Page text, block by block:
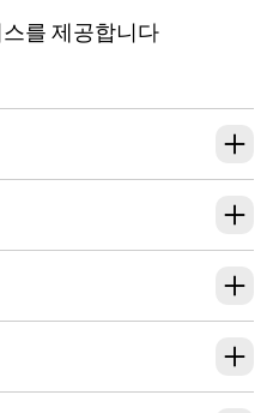
를 제공합니다